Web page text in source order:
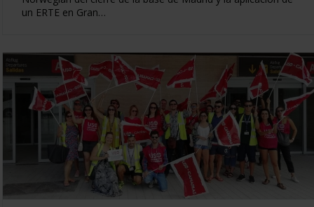
un ERTE en Gran…